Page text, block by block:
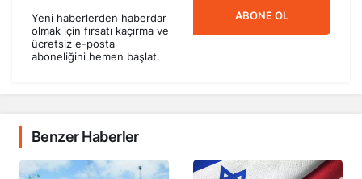
Yeni haberlerden haberdar
olmak için fırsatı kaçırma ve
ücretsiz e-posta
aboneliğini hemen başlat.
ABONE OL
Benzer Haberler